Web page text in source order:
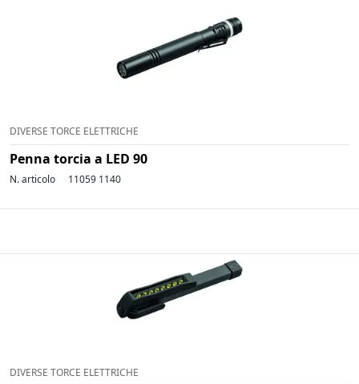
DIVERSE TORCE ELETTRICHE
Penna torcia a LED 90
N. articolo 11059 1140
DIVERSE TORCE ELETTRICHE